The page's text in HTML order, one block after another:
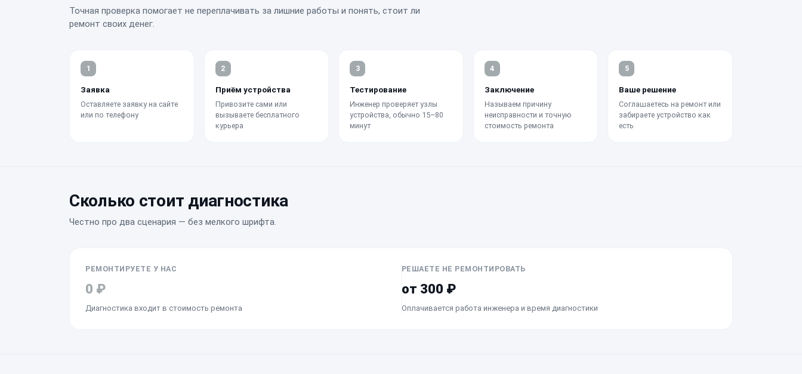
Точная проверка помогает не переплачивать за лишние работы и понять, стоит ли
ремонт своих денег.
1
Заявка
Оставляете заявку на сайте
или по телефону
2
Приём устройства
Привозите сами или
вызываете бесплатного
курьера
3
Тестирование
Инженер проверяет узлы
устройства, обычно 15–80
минут
4
Заключение
Называем причину
неисправности и точную
стоимость ремонта
5
Ваше решение
Соглашаетесь на ремонт или
забираете устройство как
есть
Сколько стоит диагностика
Честно про два сценария — без мелкого шрифта.
РЕМОНТИРУЕТЕ У НАС
0 ₽
Диагностика входит в стоимость ремонта
РЕШАЕТЕ НЕ РЕМОНТИРОВАТЬ
от 300 ₽
Оплачивается работа инженера и время диагностики